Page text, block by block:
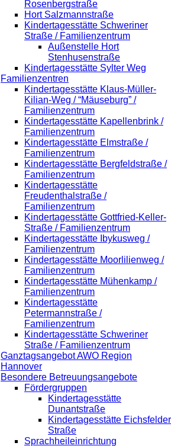
Rosenbergstraße
Hort Salzmannstraße
Kindertagesstätte Schweriner
Straße / Familienzentrum
Außenstelle Hort
Stenhusenstraße
Kindertagesstätte Sylter Weg
Familienzentren
Kindertagesstätte Klaus-Müller-
Kilian-Weg / “Mäuseburg” /
Familienzentrum
Kindertagesstätte Kapellenbrink /
Familienzentrum
Kindertagesstätte Elmstraße /
Familienzentrum
Kindertagesstätte Bergfeldstraße /
Familienzentrum
Kindertagesstätte
Freudenthalstraße /
Familienzentrum
Kindertagesstätte Gottfried-Keller-
Straße / Familienzentrum
Kindertagesstätte Ibykusweg /
Familienzentrum
Kindertagesstätte Moorlilienweg /
Familienzentrum
Kindertagesstätte Mühenkamp /
Familienzentrum
Kindertagesstätte
Petermannstraße /
Familienzentrum
Kindertagesstätte Schweriner
Straße / Familienzentrum
Ganztagsangebot AWO Region
Hannover
Besondere Betreuungsangebote
Fördergruppen
Kindertagesstätte
Dunantstraße
Kindertagesstätte Eichsfelder
Straße
Sprachheileinrichtung